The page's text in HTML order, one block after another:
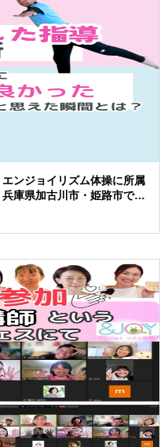
ンジョイリズム体操に所属
庫県加古川市・姫路市で活